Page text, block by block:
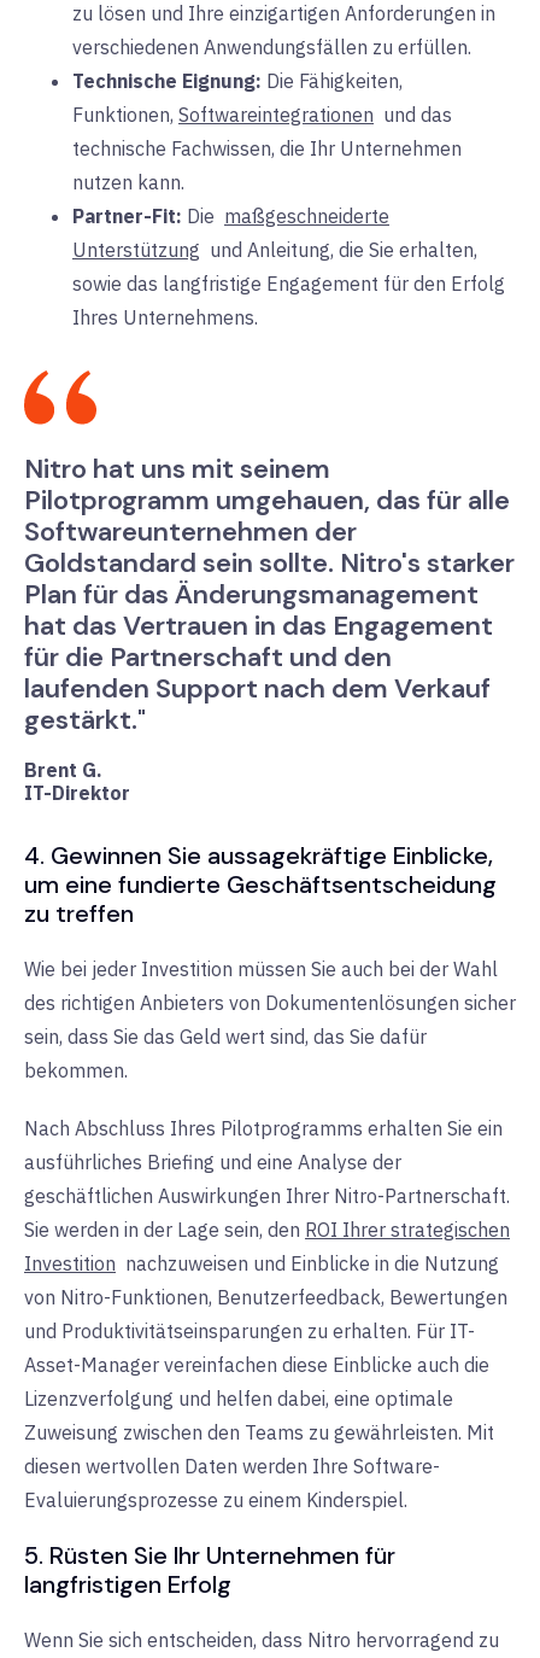
zu lösen und Ihre einzigartigen Anforderungen in
verschiedenen Anwendungsfällen zu erfüllen.
Technische Eignung: Die Fähigkeiten,
Funktionen, Softwareintegrationen und das
technische Fachwissen, die Ihr Unternehmen
nutzen kann.
Partner-Fit: Die maßgeschneiderte
Unterstützung und Anleitung, die Sie erhalten,
sowie das langfristige Engagement für den Erfolg
Ihres Unternehmens.
Nitro hat uns mit seinem
Pilotprogramm umgehauen, das für alle
Softwareunternehmen der
Goldstandard sein sollte. Nitro's starker
Plan für das Änderungsmanagement
hat das Vertrauen in das Engagement
für die Partnerschaft und den
laufenden Support nach dem Verkauf
gestärkt."
Brent G.
IT-Direktor
4. Gewinnen Sie aussagekräftige Einblicke,
um eine fundierte Geschäftsentscheidung
zu treffen
Wie bei jeder Investition müssen Sie auch bei der Wahl
des richtigen Anbieters von Dokumentenlösungen sicher
sein, dass Sie das Geld wert sind, das Sie dafür
bekommen.
Nach Abschluss Ihres Pilotprogramms erhalten Sie ein
ausführliches Briefing und eine Analyse der
geschäftlichen Auswirkungen Ihrer Nitro-Partnerschaft.
Sie werden in der Lage sein, den ROI Ihrer strategischen
Investition nachzuweisen und Einblicke in die Nutzung
von Nitro-Funktionen, Benutzerfeedback, Bewertungen
und Produktivitätseinsparungen zu erhalten. Für IT-
Asset-Manager vereinfachen diese Einblicke auch die
Lizenzverfolgung und helfen dabei, eine optimale
Zuweisung zwischen den Teams zu gewährleisten. Mit
diesen wertvollen Daten werden Ihre Software-
Evaluierungsprozesse zu einem Kinderspiel.
5. Rüsten Sie Ihr Unternehmen für
langfristigen Erfolg
Wenn Sie sich entscheiden, dass Nitro hervorragend zu